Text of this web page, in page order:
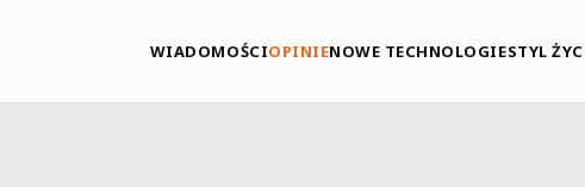
WIADOMOŚCIOPINIENOWE TECHNOLOGIESTYL